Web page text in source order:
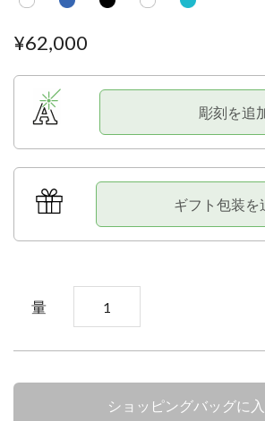
¥62,000
彫刻を追
ギフト包装を
量
ショッピングバッグに